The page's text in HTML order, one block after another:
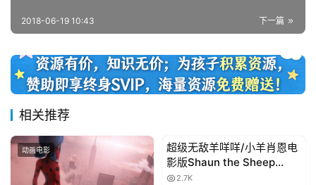
画
荐
热
专
登录 注册
下一篇
2018-06-19 10:43
相关推荐
动画电影 动画电影
超级无敌羊咩咩/小羊肖恩电
影版Shaun the Sheep
Movie
2.7K